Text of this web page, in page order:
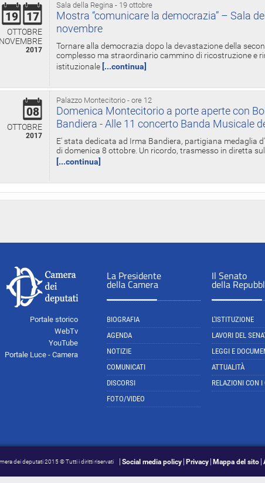
Sala della Regina - 19 ottobre
19 17
OTTOBRE
NOVEMBRE
2017
Mostra “comunicare la democrazia” – Sala
novembre
Tornare alla democrazia dopo la devastazione della
complesso ma straordinario cammino di ricostruzione e
istituzionale [...continua]
Palazzo Montecitorio - ore 12
08
OTTOBRE
2017
Domenica Montecitorio a porte aperte con
Bandiera - Alle 11 concerto Banda Musicale
E' stata dedicata ad Irma Bandiera, partigiana medaglia
di domenica 8 ottobre. Un ricordo, trasmesso in diretta
[...continua]
Portale storico
WebTv
YouTube
Portale Luce - Camera
La Presidente
della Camera
BIOGRAFIA
AGENDA
NOTIZIE
COMUNICATI
DISCORSI
FOTO/VIDEO
Il Senato
della
L'ISTITUZIONE
LAVORI DEL
LEGGI E
ATTUALITÀ
RELAZIONI CON I
dei deputati 2015 © Tutti i diritti riservati Social media policy Privacy Mappa del sito